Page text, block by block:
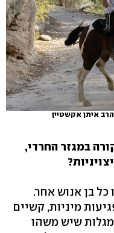
איתן אקשטיין
במגזר החרדי,
כל בן אנוש אחר.
מיניות, קשיים
מגלות שיש משהו